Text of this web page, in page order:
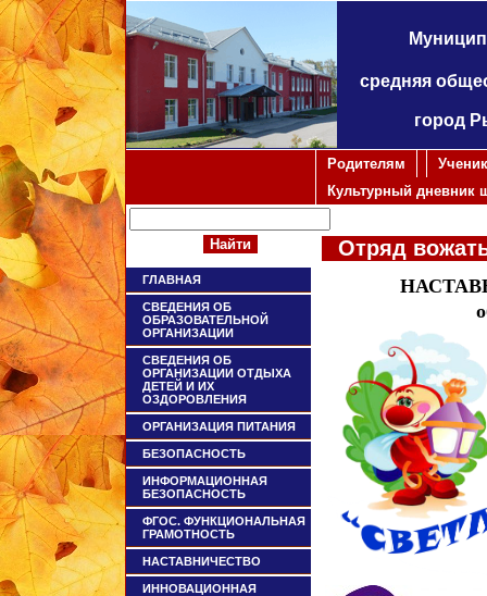
средняя
город
Родителям
Культурный дневник
ГЛАВНАЯ
СВЕДЕНИЯ ОБ
ОБРАЗОВАТЕЛЬНОЙ
ОРГАНИЗАЦИИ
СВЕДЕНИЯ ОБ
ОРГАНИЗАЦИИ ОТДЫХА
ДЕТЕЙ И ИХ
ОЗДОРОВЛЕНИЯ
ОРГАНИЗАЦИЯ ПИТАНИЯ
БЕЗОПАСНОСТЬ
ИНФОРМАЦИОННАЯ
БЕЗОПАСНОСТЬ
ФГОС. ФУНКЦИОНАЛЬНАЯ
ГРАМОТНОСТЬ
НАСТАВНИЧЕСТВО
ИННОВАЦИОННАЯ
Отряд